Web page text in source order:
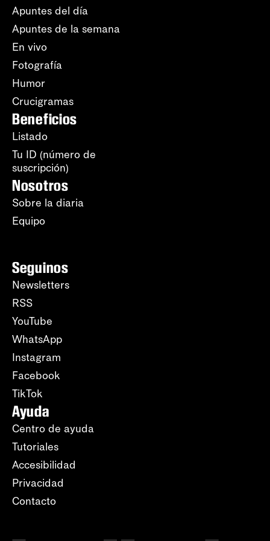
Apuntes del día
Apuntes de la semana
En vivo
Fotografía
Humor
Crucigramas
Beneficios
Listado
Tu ID (número de
suscripción)
Nosotros
Sobre la diaria
Equipo
Seguinos
Newsletters
RSS
YouTube
WhatsApp
Instagram
Facebook
TikTok
Ayuda
Centro de ayuda
Tutoriales
Accesibilidad
Privacidad
Contacto